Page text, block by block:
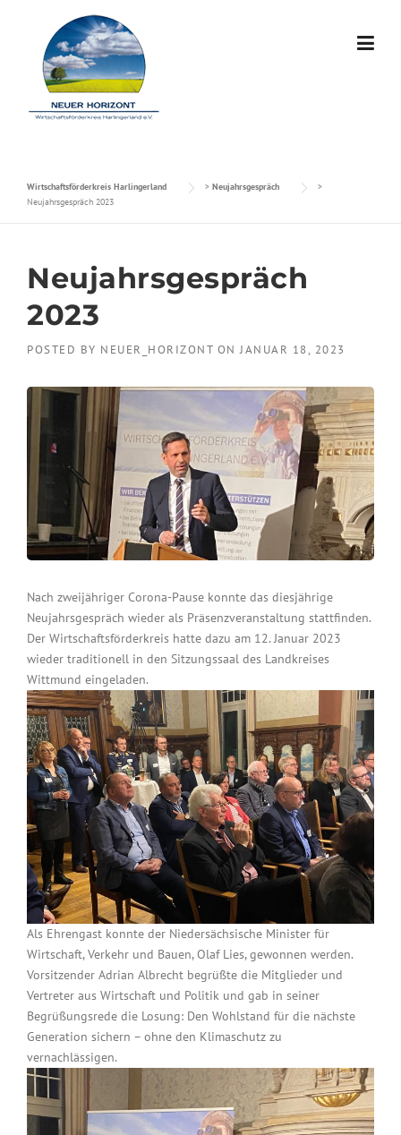
Wirtschaftsförderkreis Harlingerland > Neujahrsgespräch
>
Neujahrsgespräch 2023
Neujahrsgespräch
2023
POSTED BY NEUER_HORIZONT ONJANUAR 18, 2023
Nach zweijähriger Corona-Pause konnte das diesjährige
Neujahrsgespräch wieder als Präsenzveranstaltung stattfinden.
Der Wirtschaftsförderkreis hatte dazu am 12. Januar 2023
wieder traditionell in den Sitzungssaal des Landkreises
Wittmund eingeladen.
Als Ehrengast konnte der Niedersächsische Minister für
Wirtschaft, Verkehr und Bauen, Olaf Lies, gewonnen werden.
Vorsitzender Adrian Albrecht begrüßte die Mitglieder und
Vertreter aus Wirtschaft und Politik und gab in seiner
Begrüßungsrede die Losung: Den Wohlstand für die nächste
Generation sichern – ohne den Klimaschutz zu
vernachlässigen.